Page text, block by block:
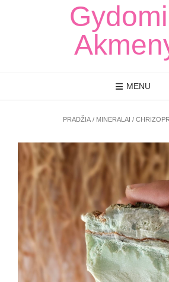
MENU
PRADŽIA / MINERALAI /